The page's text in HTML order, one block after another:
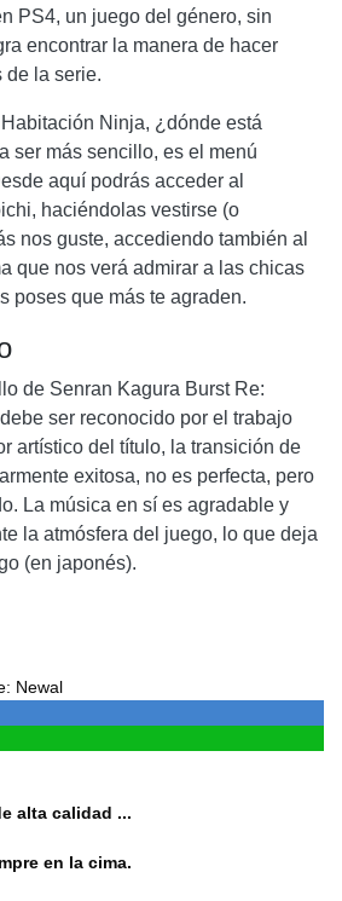
PS4, un juego del género, sin
encontrar la manera de hacer
de la serie.
Ninja, ¿dónde está
ser más sencillo, es el menú
aquí podrás acceder al
haciéndolas vestirse (o
nos guste, accediendo también al
que nos verá admirar a las chicas
poses que más te agraden.
de Senran Kagura Burst Re:
ser reconocido por el trabajo
artístico del título, la transición de
exitosa, no es perfecta, pero
La música en sí es agradable y
la atmósfera del juego, lo que deja
(en japonés).
Newal
alta calidad ...
en la cima.